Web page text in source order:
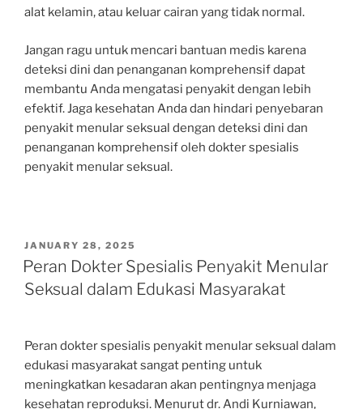
alat kelamin, atau keluar cairan yang tidak normal.
Jangan ragu untuk mencari bantuan medis karena
deteksi dini dan penanganan komprehensif dapat
membantu Anda mengatasi penyakit dengan lebih
efektif. Jaga kesehatan Anda dan hindari penyebaran
penyakit menular seksual dengan deteksi dini dan
penanganan komprehensif oleh dokter spesialis
penyakit menular seksual.
POSTED
ON
JANUARY 28, 2025
Peran Dokter Spesialis Penyakit Menular
Seksual dalam Edukasi Masyarakat
Peran dokter spesialis penyakit menular seksual dalam
edukasi masyarakat sangat penting untuk
meningkatkan kesadaran akan pentingnya menjaga
kesehatan reproduksi. Menurut dr. Andi Kurniawan,